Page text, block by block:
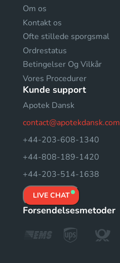
Om os
Kontakt os
Ofte stillede sporgsmal
Ordrestatus
Betingelser Og Vilkår
Vores Procedurer
Kunde support
Apotek Dansk
contact@apotekdansk.com
+44-203-608-1340
+44-808-189-1420
+44-203-514-1638
LIVE CHAT
Forsendelsesmetoder